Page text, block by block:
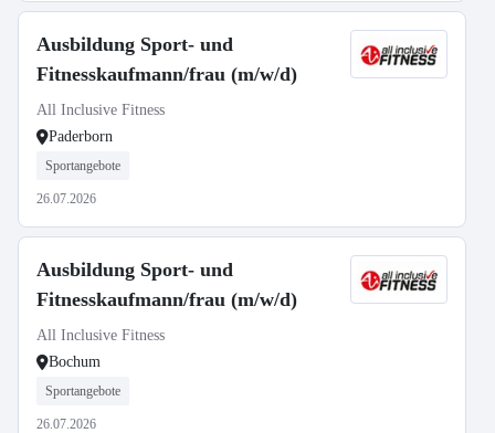
Ausbildung Sport- und
Fitnesskaufmann/frau (m/w/d)
All Inclusive Fitness
Paderborn
Sportangebote
26.07.2026
Ausbildung Sport- und
Fitnesskaufmann/frau (m/w/d)
All Inclusive Fitness
Bochum
Sportangebote
26.07.2026